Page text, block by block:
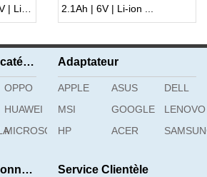
985mAh /7.1WH | 7.2V | Li-ion ...
Station
2.1Ah | 6V | Li-ion ...
Le meilleur de nos catégories
OPPO
HUAWEI
MICROSOFT
Adaptateur
APPLE ASUS
DELL
MSI
GOOGLE
LENOVO
HP
ACER
Pour mieux nous connaître Service Clientèle